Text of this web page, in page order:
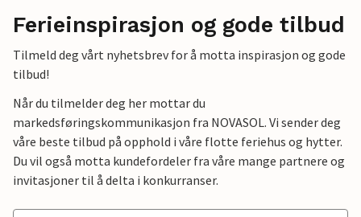
Ferieinspirasjon og gode tilbud
Tilmeld deg vårt nyhetsbrev for å motta inspirasjon og gode
tilbud!
Når du tilmelder deg her mottar du
markedsføringskommunikasjon fra NOVASOL. Vi sender deg
våre beste tilbud på opphold i våre flotte feriehus og hytter.
Du vil også motta kundefordeler fra våre mange partnere og
invitasjoner til å delta i konkurranser.